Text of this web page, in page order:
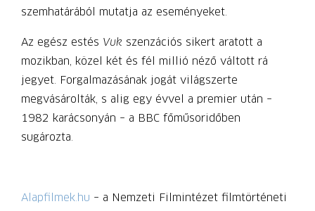
szemhatárából mutatja az eseményeket.
Az egész estés Vuk szenzációs sikert aratott a
mozikban, közel két és fél millió néző váltott rá
jegyet. Forgalmazásának jogát világszerte
megvásárolták, s alig egy évvel a premier után –
1982 karácsonyán – a BBC főműsoridőben
sugározta.
Alapfilmek.hu – a Nemzeti Filmintézet filmtörténeti